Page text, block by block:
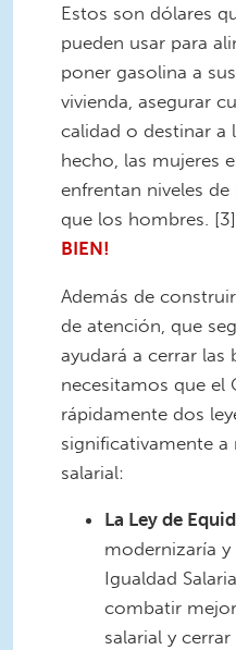
Estos son dólares
pueden usar para
poner gasolina a
vivienda, asegurar
calidad o destinar a
hecho, las mujeres
enfrentan niveles
que los hombres. [3]
BIEN!
Además de
de atención, que
ayudará a cerrar las
necesitamos que el
rápidamente dos
significativamente a
salarial:
La Ley de
modernizaría y
Igualdad
combatir
salarial y